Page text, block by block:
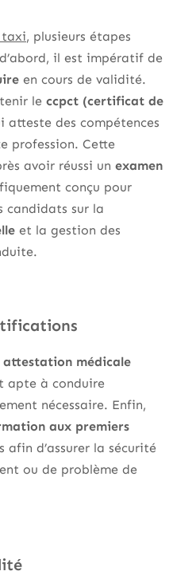
taxi, plusieurs étapes
il est impératif de
en cours de validité.
le ccpct (certificat de
atteste des compétences
profession. Cette
avoir réussi un examen
conçu pour
candidats sur la
et la gestion des
attestation médicale
apte à conduire
nécessaire. Enfin,
aux premiers
afin d’assurer la sécurité
ou de problème de